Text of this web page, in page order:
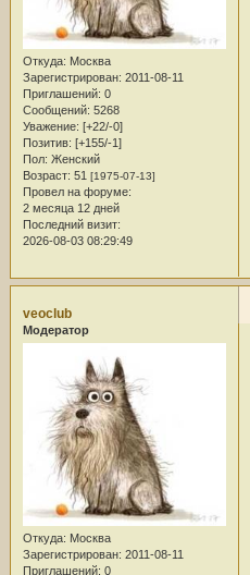
Откуда: Москва
Зарегистрирован: 2011-08-11
Приглашений: 0
Сообщений: 5268
Уважение: [+22/-0]
Позитив: [+155/-1]
Пол: Женский
Возраст: 51 [1975-07-13]
Провел на форуме:
2 месяца 12 дней
Последний визит:
2026-08-03 08:29:49
veoclub
Модератор
Откуда: Москва
Зарегистрирован: 2011-08-11
Приглашений: 0